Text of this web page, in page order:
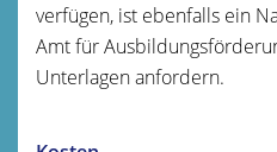
verfügen, ist ebenfalls ein
Amt für
Unterlagen anfordern.